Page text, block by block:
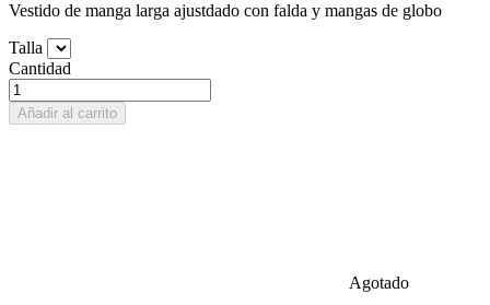
Vestido de manga larga ajustdado con falda y mangas de globo
Talla
Cantidad
Añadir al carrito
Agotado